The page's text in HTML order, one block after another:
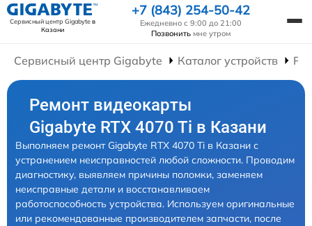
Сервисный центр Gigabyteв
Казани
+7 (843) 254-50-42
Ежедневно с 9:00 до 21:00
Позвонить мне утром
Сервисный центр Gigabyte Каталог устройств
Ремонт видеокарты
Gigabyte RTX 4070 Ti в Казани
Выполняем ремонт Gigabyte RTX 4070 Ti в Казани с
устранением неисправностей любой сложности. Проводим
диагностику, выявляем причины поломки, заменяем
неисправные детали и восстанавливаем
работоспособность устройства. Используем оригинальные
или рекомендованные производителем запчасти, после